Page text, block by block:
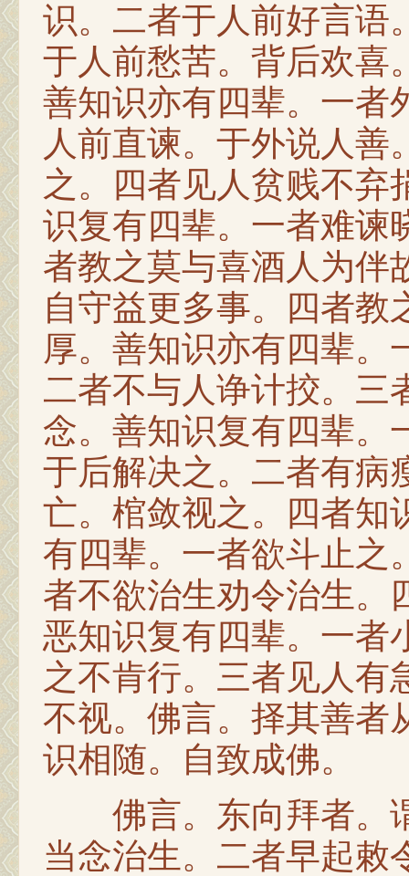
识。二者于人前好言语
于人前愁苦。背后欢喜
善知识亦有四辈。一者
人前直谏。于外说人善
之。四者见人贫贱不弃
识复有四辈。一者难谏
者教之莫与喜酒人为伴
自守益更多事。四者教
厚。善知识亦有四辈。
二者不与人诤计挍。三
念。善知识复有四辈。
于后解决之。二者有病
亡。棺敛视之。四者知
有四辈。一者欲斗止之
者不欲治生劝令治生。
恶知识复有四辈。一者
之不肯行。三者见人有
不视。佛言。择其善者
识相随。自致成佛。
佛言。东向拜者。
当念治生。二者早起敕